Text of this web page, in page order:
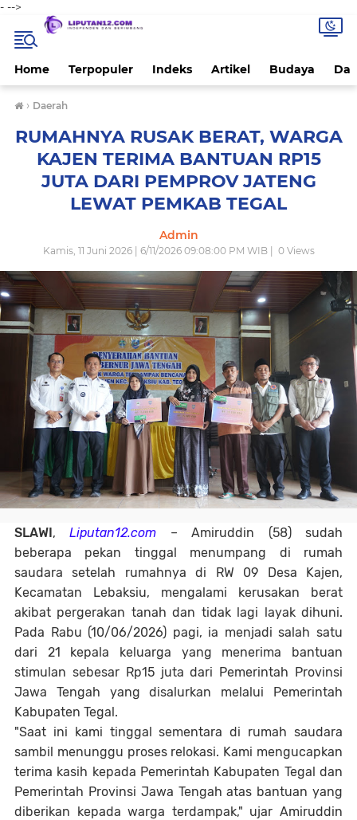
- -->
Home Terpopuler Indeks Artikel Budaya
› Daerah
RUMAHNYA RUSAK BERAT, WARGA
KAJEN TERIMA BANTUAN RP15
JUTA DARI PEMPROV JATENG
LEWAT PEMKAB TEGAL
Admin
Kamis, 11 Juni 2026 | 6/11/2026 09:08:00 PM WIB | 0Views
SLAWI,Liputan12.com – Amiruddin (58) sudah
beberapa pekan tinggal menumpang di rumah
saudara setelah rumahnya di RW 09 Desa Kajen,
Kecamatan Lebaksiu, mengalami kerusakan berat
akibat pergerakan tanah dan tidak lagi layak dihuni.
Pada Rabu (10/06/2026) pagi, ia menjadi salah satu
dari 21 kepala keluarga yang menerima bantuan
stimulan sebesar Rp15 juta dari Pemerintah Provinsi
Jawa Tengah yang disalurkan melalui Pemerintah
Kabupaten Tegal.
"Saat ini kami tinggal sementara di rumah saudara
sambil menunggu proses relokasi. Kami mengucapkan
terima kasih kepada Pemerintah Kabupaten Tegal dan
Pemerintah Provinsi Jawa Tengah atas bantuan yang
diberikan kepada warga terdampak," ujar Amiruddin